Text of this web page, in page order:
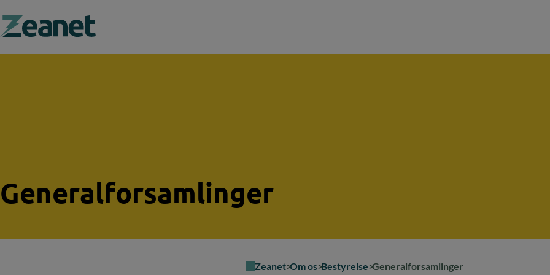
Generalforsamlinger
Zeanet Om os Bestyrelse Generalforsamlinger